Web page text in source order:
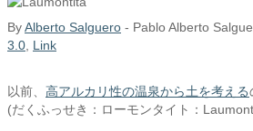
ByAlberto Salguero - Pablo Alberto
3.0 Link
以前、 高アルカリ性の温泉から土を考える
(だくふっせき：ローモンタイト：